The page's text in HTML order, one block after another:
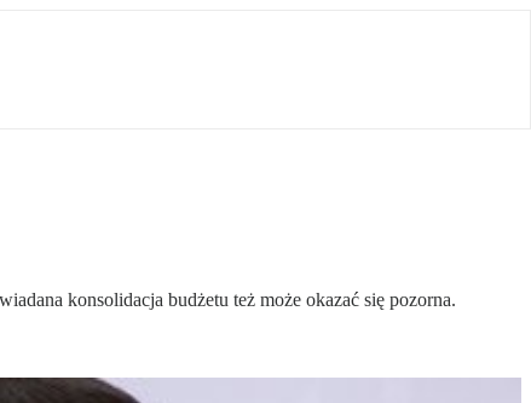
konsolidacja budżetu też może okazać się pozorna.